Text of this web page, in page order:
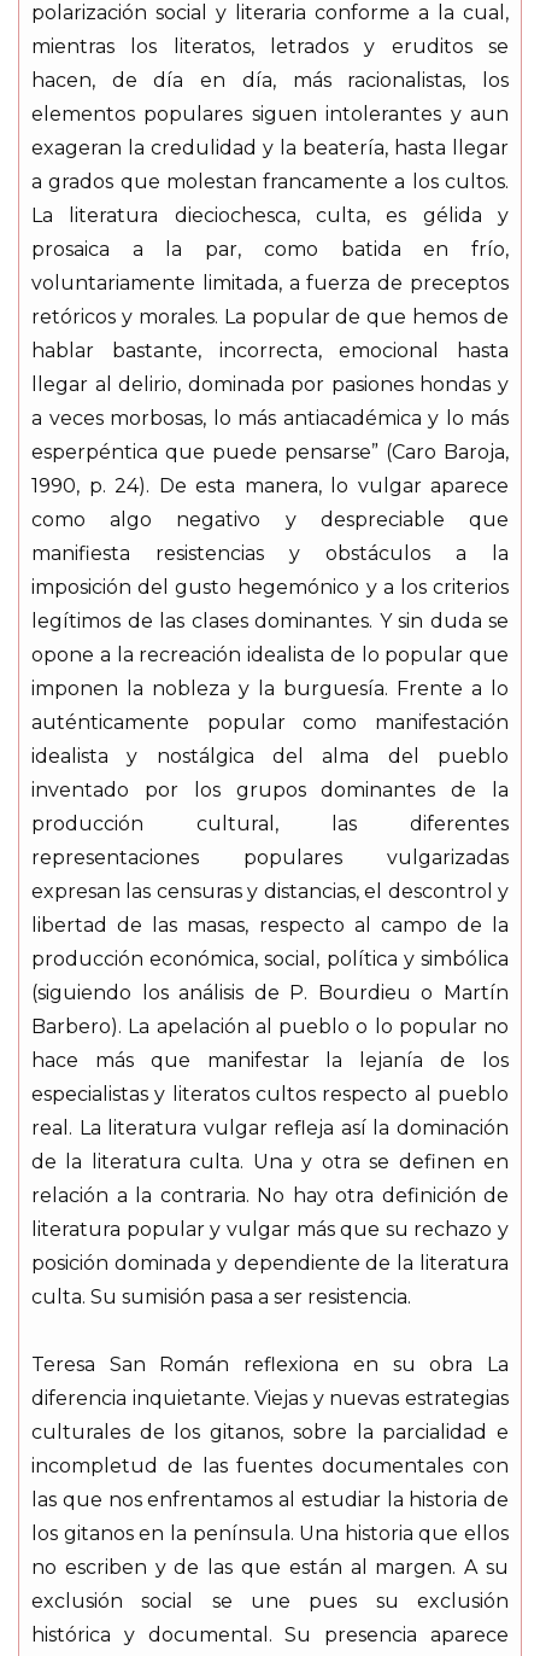
polarización social y literaria conforme a la cual,
mientras los literatos, letrados y eruditos se
hacen, de día en día, más racionalistas, los
elementos populares siguen intolerantes y aun
exageran la credulidad y la beatería, hasta llegar
a grados que molestan francamente a los cultos.
La literatura dieciochesca, culta, es gélida y
prosaica a la par, como batida en frío,
voluntariamente limitada, a fuerza de preceptos
retóricos y morales. La popular de que hemos de
hablar bastante, incorrecta, emocional hasta
llegar al delirio, dominada por pasiones hondas y
a veces morbosas, lo más antiacadémica y lo más
esperpéntica que puede pensarse” (Caro Baroja,
1990, p. 24). De esta manera, lo vulgar aparece
como algo negativo y despreciable que
manifiesta resistencias y obstáculos a la
imposición del gusto hegemónico y a los criterios
legítimos de las clases dominantes. Y sin duda se
opone a la recreación idealista de lo popular que
imponen la nobleza y la burguesía. Frente a lo
auténticamente popular como manifestación
idealista y nostálgica del alma del pueblo
inventado por los grupos dominantes de la
producción cultural, las diferentes
representaciones populares vulgarizadas
expresan las censuras y distancias, el descontrol y
libertad de las masas, respecto al campo de la
producción económica, social, política y simbólica
(siguiendo los análisis de P. Bourdieu o Martín
Barbero). La apelación al pueblo o lo popular no
hace más que manifestar la lejanía de los
especialistas y literatos cultos respecto al pueblo
real. La literatura vulgar refleja así la dominación
de la literatura culta. Una y otra se definen en
relación a la contraria. No hay otra definición de
literatura popular y vulgar más que su rechazo y
posición dominada y dependiente de la literatura
culta. Su sumisión pasa a ser resistencia.
Teresa San Román reflexiona en su obra La
diferencia inquietante. Viejas y nuevas estrategias
culturales de los gitanos, sobre la parcialidad e
incompletud de las fuentes documentales con
las que nos enfrentamos al estudiar la historia de
los gitanos en la península. Una historia que ellos
no escriben y de las que están al margen. A su
exclusión social se une pues su exclusión
histórica y documental. Su presencia aparece